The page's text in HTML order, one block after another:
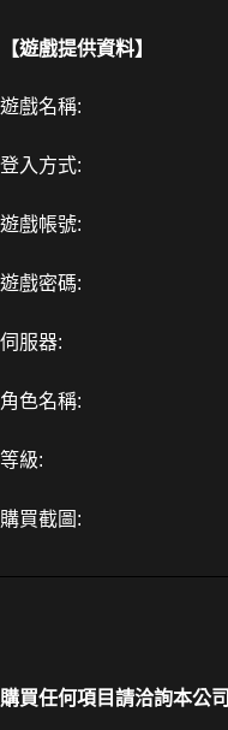
【遊戲提供資料】
遊戲名稱:
登入方式:
遊戲帳號:
遊戲密碼:
伺服器:
角色名稱:
等級:
購買截圖:
購買任何項目請洽詢本公司